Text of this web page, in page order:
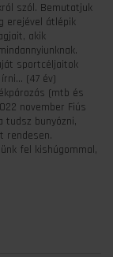
szól. Bemutatjuk
erejével átlépik
akik
sportcéljaitok
(47 év)
(mtb és
november Fiús
bunyózni,
rendesen.
fel kishúgommal,